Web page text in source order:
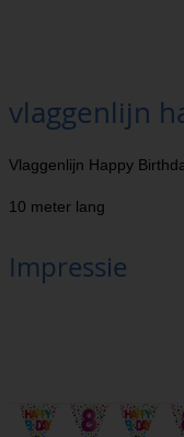
vlaggenlijn
Vlaggenlijn Happy
10 meter lang
Impressie